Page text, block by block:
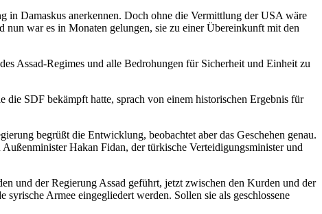
in Damaskus anerkennen. Doch ohne die Vermittlung der USA wäre
war es in Monaten gelungen, sie zu einer Übereinkunft mit den
Assad-Regimes und alle Bedrohungen für Sicherheit und Einheit zu
SDF bekämpft hatte, sprach von einem historischen Ergebnis für
begrüßt die Entwicklung, beobachtet aber das Geschehen genau.
Hakan Fidan, der türkische Verteidigungsminister und
und der Regierung Assad geführt, jetzt zwischen den Kurden und der
Armee eingegliedert werden. Sollen sie als geschlossene